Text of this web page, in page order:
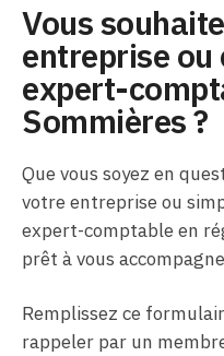
Vous
entreprise ou
expert-
Sommières ?
Que vous soyez en
votre entreprise ou
expert-comptable en
prêt à vous
Remplissez ce
rappeler par un